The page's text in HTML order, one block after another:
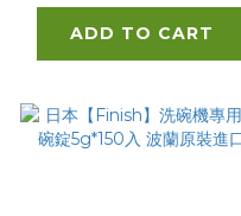
ADD TO CART